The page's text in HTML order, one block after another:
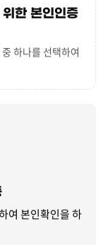
한 본인인증
하나를 선택하여
여 본인확인을 하